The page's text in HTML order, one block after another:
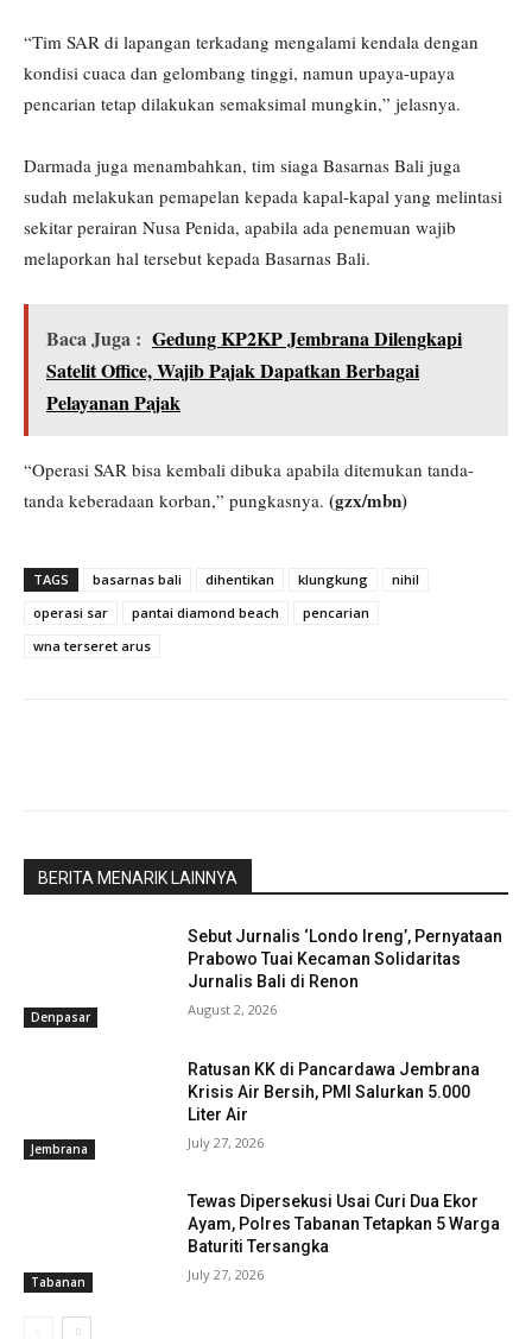
“Tim SAR di lapangan terkadang mengalami kendala dengan
kondisi cuaca dan gelombang tinggi, namun upaya-upaya
pencarian tetap dilakukan semaksimal mungkin,” jelasnya.
Darmada juga menambahkan, tim siaga Basarnas Bali juga
sudah melakukan pemapelan kepada kapal-kapal yang melintasi
sekitar perairan Nusa Penida, apabila ada penemuan wajib
melaporkan hal tersebut kepada Basarnas Bali.
Baca Juga : Gedung KP2KP Jembrana Dilengkapi
Satelit Office, Wajib Pajak Dapatkan Berbagai
Pelayanan Pajak
“Operasi SAR bisa kembali dibuka apabila ditemukan tanda-
tanda keberadaan korban,” pungkasnya. (gzx/mbn)
TAGS basarnas bali dihentikan klungkung
nihil
operasi sar
pantai diamond beach
pencarian
wna terseret arus
BERITA MENARIK LAINNYA
Denpasar
Sebut Jurnalis ‘Londo Ireng’, Pernyataan
Prabowo Tuai Kecaman Solidaritas
Jurnalis Bali di Renon
August 2, 2026
Jembrana
Ratusan KK di Pancardawa Jembrana
Krisis Air Bersih, PMI Salurkan 5.000
Liter Air
July 27, 2026
Tabanan
Tewas Dipersekusi Usai Curi Dua Ekor
Ayam, Polres Tabanan Tetapkan 5 Warga
Baturiti Tersangka
July 27, 2026